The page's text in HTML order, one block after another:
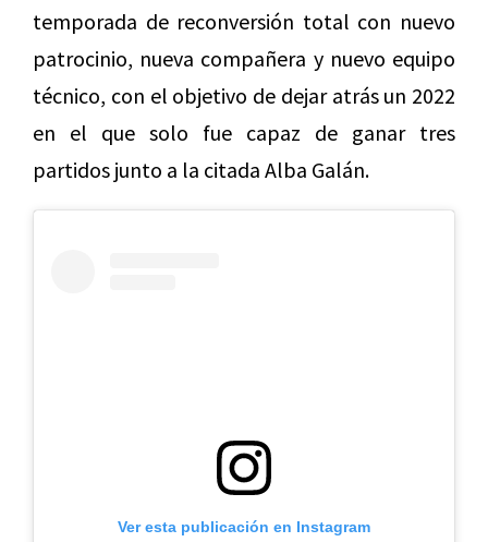
temporada de reconversión total con nuevo
patrocinio, nueva compañera y nuevo equipo
técnico, con el objetivo de dejar atrás un 2022
en el que solo fue capaz de ganar tres
partidos junto a la citada Alba Galán.
Ver esta publicación en Instagram